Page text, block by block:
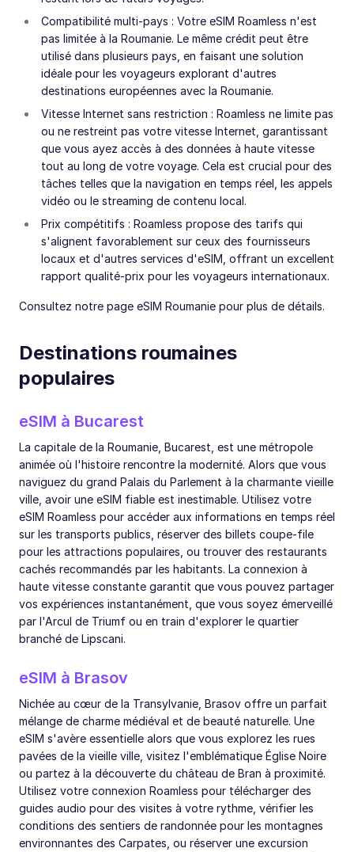
Compatibilité multi-pays : Votre eSIM Roamless n'est
pas limitée à la Roumanie. Le même crédit peut être
utilisé dans plusieurs pays, en faisant une solution
idéale pour les voyageurs explorant d'autres
destinations européennes avec la Roumanie.
Vitesse Internet sans restriction : Roamless ne limite pas
ou ne restreint pas votre vitesse Internet, garantissant
que vous ayez accès à des données à haute vitesse
tout au long de votre voyage. Cela est crucial pour des
tâches telles que la navigation en temps réel, les appels
vidéo ou le streaming de contenu local.
Prix compétitifs : Roamless propose des tarifs qui
s'alignent favorablement sur ceux des fournisseurs
locaux et d'autres services d'eSIM, offrant un excellent
rapport qualité-prix pour les voyageurs internationaux.
Consultez notre page eSIM Roumanie pour plus de détails.
Destinations roumaines
populaires
eSIM à Bucarest
La capitale de la Roumanie, Bucarest, est une métropole
animée où l'histoire rencontre la modernité. Alors que vous
naviguez du grand Palais du Parlement à la charmante vieille
ville, avoir une eSIM fiable est inestimable. Utilisez votre
eSIM Roamless pour accéder aux informations en temps réel
sur les transports publics, réserver des billets coupe-file
pour les attractions populaires, ou trouver des restaurants
cachés recommandés par les habitants. La connexion à
haute vitesse constante garantit que vous pouvez partager
vos expériences instantanément, que vous soyez émerveillé
par l'Arcul de Triumf ou en train d'explorer le quartier
branché de Lipscani.
eSIM à Brasov
Nichée au cœur de la Transylvanie, Brasov offre un parfait
mélange de charme médiéval et de beauté naturelle. Une
eSIM s'avère essentielle alors que vous explorez les rues
pavées de la vieille ville, visitez l'emblématique Église Noire
ou partez à la découverte du château de Bran à proximité.
Utilisez votre connexion Roamless pour télécharger des
guides audio pour des visites à votre rythme, vérifier les
conditions des sentiers de randonnée pour les montagnes
environnantes des Carpates, ou réserver une excursion